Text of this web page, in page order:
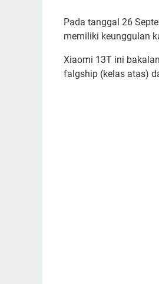
Pada tanggal 26
memiliki keunggulan
Xiaomi 13T ini
falgship (kelas atas)